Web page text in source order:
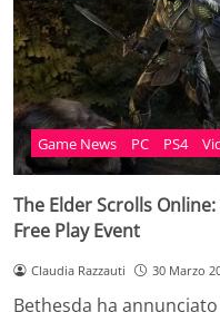
Game News PC PS4
The Elder Scrolls
Free Play Event
Claudia Razzauti 30 Marzo
Bethesda ha